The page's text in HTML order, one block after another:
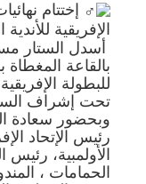
إختتام
الإفريقية
للبطولة
تحت إشراف
وبحضور سعادة
رئيس الإتحاد
الأولمبية، رئيس
الحمامات ،